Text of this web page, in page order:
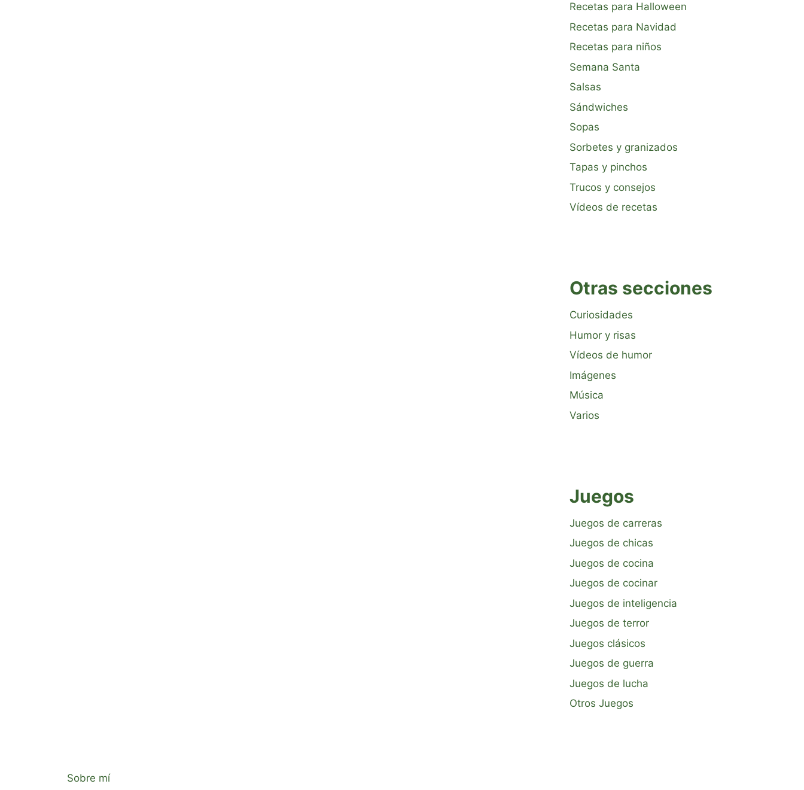
Recetas para Halloween
Recetas para Navidad
Recetas para niños
Semana Santa
Salsas
Sándwiches
Sopas
Sorbetes y granizados
Tapas y pinchos
Trucos y consejos
Vídeos de recetas
Otras secciones
Curiosidades
Humor y risas
Vídeos de humor
Imágenes
Música
Varios
Juegos
Juegos de carreras
Juegos de chicas
Juegos de cocina
Juegos de cocinar
Juegos de inteligencia
Juegos de terror
Juegos clásicos
Juegos de guerra
Juegos de lucha
Otros Juegos
Sobre mí